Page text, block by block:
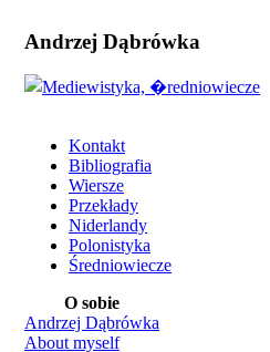
Andrzej Dąbrówka
Kontakt
Bibliografia
Wiersze
Przekłady
Niderlandy
Polonistyka
Średniowiecze
O sobie
Andrzej Dąbrówka
About myself